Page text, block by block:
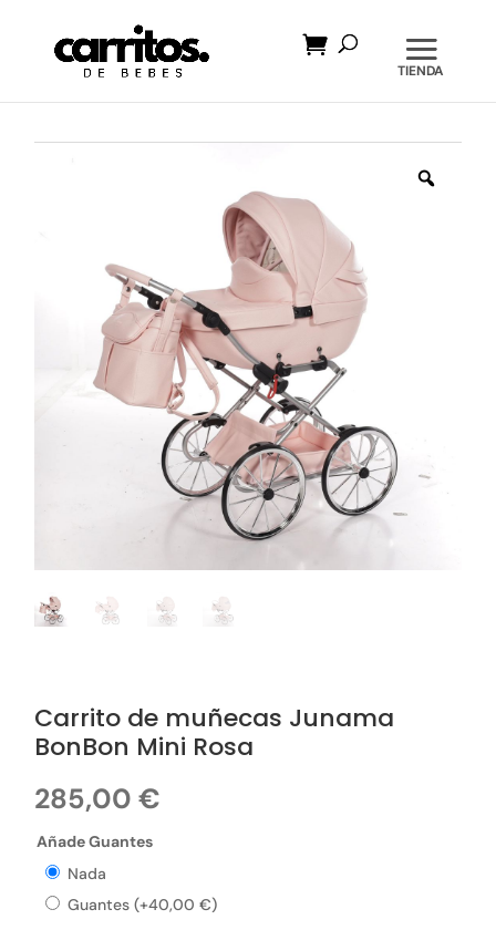
productos
Carrito de muñecas Junama
BonBon Mini Rosa
285,00€
Añade Guantes
Nada
Guantes(+40,00€)